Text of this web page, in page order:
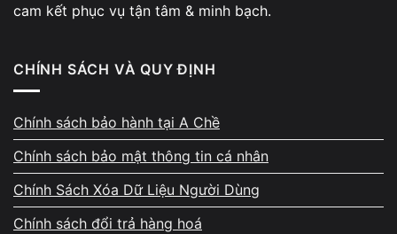
Khách được xem trực tiếp quy trình test phần
nóng, màn hình và hoạt động tổng thể. Tình
A Chề tuyệt đối không tạo lý do không chính
xác để đẩy giá thu mua xuống thấp hơn thực
tế.
cam kết phục vụ tận tâm & minh bạch.
CHÍNH SÁCH VÀ QUY ĐỊNH
Chính sách bảo hành tại A Chề
Chính sách bảo mật thông tin cá nhân
Chính Sách Xóa Dữ Liệu Người Dùng
Chính sách đổi trả hàng hoá